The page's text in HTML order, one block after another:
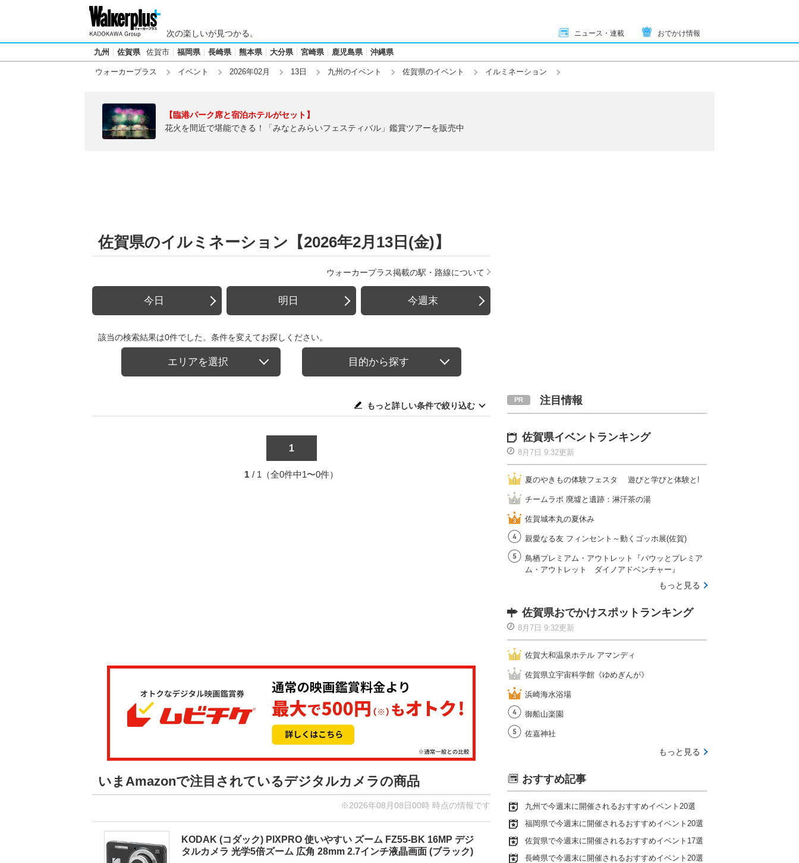
次の楽しいが見つかる。 ニュース・連載 おでかけ情報
九州 佐賀県 佐賀市 福岡県 長崎県 熊本県 大分県 宮崎県 鹿児島県 沖縄県
ウォーカープラス イベント 2026年02月 13日 九州のイベント 佐賀県のイベント イルミネーション
【臨港パーク席と宿泊ホテルがセット】
花火を間近で堪能できる！「みなとみらいフェスティバル」鑑賞ツアーを販売中
佐賀県のイルミネーション【2026年2月13日(金)】
ウォーカープラス掲載の駅・路線について
今日 明日 今週末
該当の検索結果は0件でした。条件を変えてお探しください。
エリアを選択 目的から探す
もっと詳しい条件で絞り込む
1
1 / 1（全0件中1〜0件）
いまAmazonで注目されているデジタルカメラの商品
※2026年08月08日00時 時点の情報です
KODAK (コダック) PIXPRO 使いやすい ズーム FZ55-BK 16MP デジ
タルカメラ 光学5倍ズーム 広角 28mm 2.7インチ液晶画面 (ブラック)
注目情報
佐賀県イベントランキング
8月7日 9:32更新
夏のやきもの体験フェスタ 遊びと学びと体験と!
チームラボ 廃墟と遺跡：淋汗茶の湯
佐賀城本丸の夏休み
親愛なる友 フィンセント～動くゴッホ展(佐賀)
鳥栖プレミアム・アウトレット『パウッとプレミア
ム・アウトレット ダイノアドベンチャー』
もっと見る
佐賀県おでかけスポットランキング
8月7日 9:32更新
佐賀大和温泉ホテル アマンディ
佐賀県立宇宙科学館《ゆめぎんが》
浜崎海水浴場
御船山楽園
佐嘉神社
もっと見る
おすすめ記事
九州で今週末に開催されるおすすめイベント20選
福岡県で今週末に開催されるおすすめイベント20選
佐賀県で今週末に開催されるおすすめイベント17選
長崎県で今週末に開催されるおすすめイベント20選